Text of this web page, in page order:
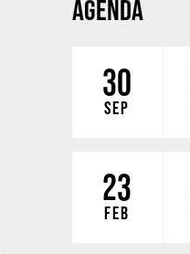
AGENDA
30
SEP
23
FEB